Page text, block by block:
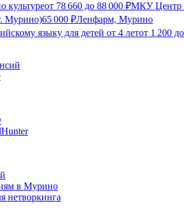
культуреот 78 660 до 88 000 ₽МКУ Центр
Мурино)65 000 ₽Ленфарм, Мурино
языку для детей от 4 летот 1 200 до
в Мурино
нетворкинга